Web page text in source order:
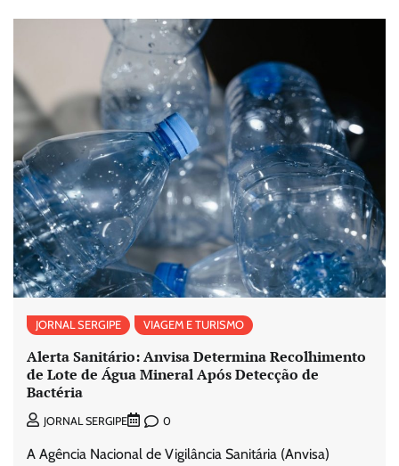
JORNAL SERGIPE VIAGEM E TURISMO
Alerta Sanitário: Anvisa Determina Recolhimento
de Lote de Água Mineral Após Detecção de
Bactéria
JORNAL SERGIPE 0
A Agência Nacional de Vigilância Sanitária (Anvisa)